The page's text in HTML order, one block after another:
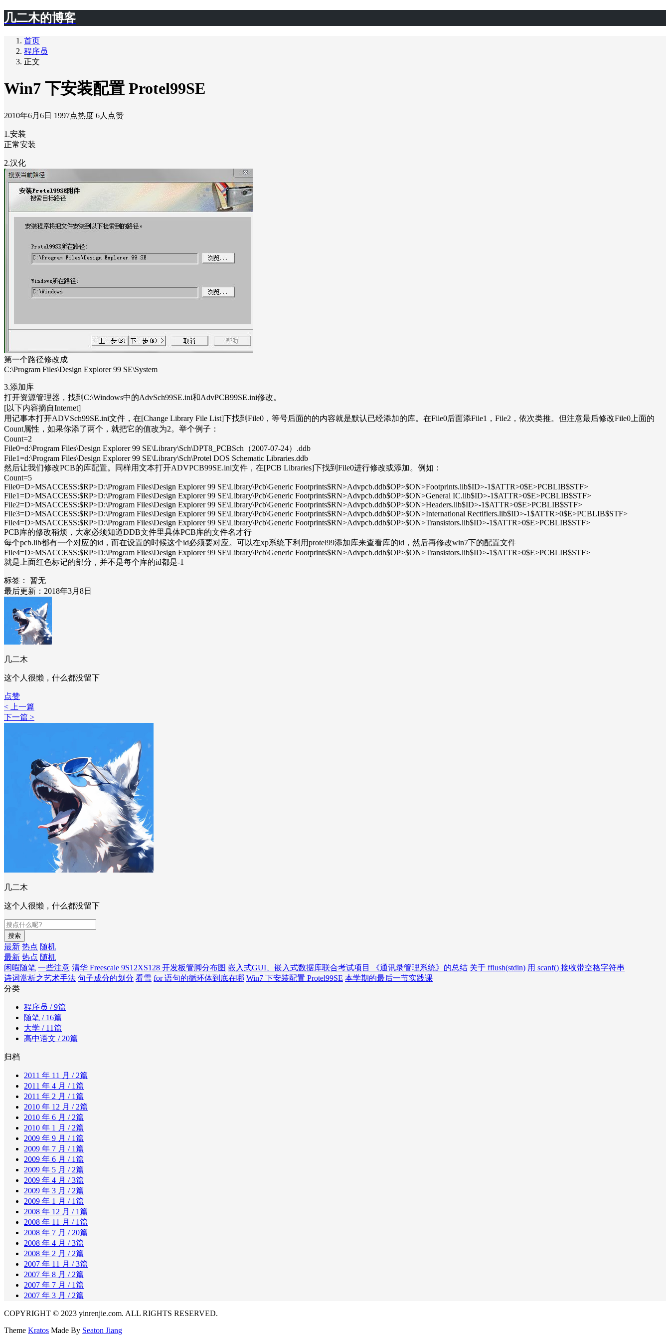
几二木的博客
首页
程序员
正文
Win7 下安装配置 Protel99SE
2010年6月6日 1997点热度 6人点赞
1.安装
正常安装
2.汉化
第一个路径修改成
C:\Program Files\Design Explorer 99 SE\System
3.添加库
打开资源管理器，找到C:\Windows中的AdvSch99SE.ini和AdvPCB99SE.ini修改。
[以下内容摘自Internet]
用记事本打开ADVSch99SE.ini文件，在[Change Library File List]下找到File0，等号后面的的内容就是默认已经添加的库。在File0后面添File1，File2，依次类推。但注意最后修改File0上面的
Count属性，如果你添了两个，就把它的值改为2。举个例子：
Count=2
File0=d:\Program Files\Design Explorer 99 SE\Library\Sch\DPT8_PCBSch（2007-07-24）.ddb
File1=d:\Program Files\Design Explorer 99 SE\Library\Sch\Protel DOS Schematic Libraries.ddb
然后让我们修改PCB的库配置。同样用文本打开ADVPCB99SE.ini文件，在[PCB Libraries]下找到File0进行修改或添加。例如：
Count=5
File0=D>MSACCESS:$RP>D:\Program Files\Design Explorer 99 SE\Library\Pcb\Generic Footprints$RN>Advpcb.ddb$OP>$ON>Footprints.lib$ID>-1$ATTR>0$E>PCBLIB$STF>
File1=D>MSACCESS:$RP>D:\Program Files\Design Explorer 99 SE\Library\Pcb\Generic Footprints$RN>Advpcb.ddb$OP>$ON>General IC.lib$ID>-1$ATTR>0$E>PCBLIB$STF>
File2=D>MSACCESS:$RP>D:\Program Files\Design Explorer 99 SE\Library\Pcb\Generic Footprints$RN>Advpcb.ddb$OP>$ON>Headers.lib$ID>-1$ATTR>0$E>PCBLIB$STF>
File3=D>MSACCESS:$RP>D:\Program Files\Design Explorer 99 SE\Library\Pcb\Generic Footprints$RN>Advpcb.ddb$OP>$ON>International Rectifiers.lib$ID>-1$ATTR>0$E>PCBLIB$STF>
File4=D>MSACCESS:$RP>D:\Program Files\Design Explorer 99 SE\Library\Pcb\Generic Footprints$RN>Advpcb.ddb$OP>$ON>Transistors.lib$ID>-1$ATTR>0$E>PCBLIB$STF>
PCB库的修改稍烦，大家必须知道DDB文件里具体PCB库的文件名才行
每个pcb.lib都有一个对应的id，而在设置的时候这个id必须要对应。可以在xp系统下利用protel99添加库来查看库的id，然后再修改win7下的配置文件
File4=D>MSACCESS:$RP>D:\Program Files\Design Explorer 99 SE\Library\Pcb\Generic Footprints$RN>Advpcb.ddb$OP>$ON>Transistors.lib$ID>-1$ATTR>0$E>PCBLIB$STF>
就是上面红色标记的部分，并不是每个库的id都是-1
标签：
暂无
最后更新：2018年3月8日
几二木
这个人很懒，什么都没留下
点赞
< 上一篇
下一篇 >
几二木
这个人很懒，什么都没留下
搜索
最新 热点 随机
最新 热点 随机
闲暇随笔 一些注意 清华 Freescale 9S12XS128 开发板管脚分布图 嵌入式GUI、嵌入式数据库联合考试项目 《通讯录管理系统》的总结 关于 fflush(stdin) 用 scanf() 接收带空格字符串
诗词赏析之艺术手法 句子成分的划分 看雪 for 语句的循环体到底在哪 Win7 下安装配置 Protel99SE 本学期的最后一节实践课
分类
程序员 / 9篇
随笔 / 16篇
大学 / 11篇
高中语文 / 20篇
归档
2011 年 11 月 / 2篇
2011 年 4 月 / 1篇
2011 年 2 月 / 1篇
2010 年 12 月 / 2篇
2010 年 6 月 / 2篇
2010 年 1 月 / 2篇
2009 年 9 月 / 1篇
2009 年 7 月 / 1篇
2009 年 6 月 / 1篇
2009 年 5 月 / 2篇
2009 年 4 月 / 3篇
2009 年 3 月 / 2篇
2009 年 1 月 / 1篇
2008 年 12 月 / 1篇
2008 年 11 月 / 1篇
2008 年 7 月 / 20篇
2008 年 4 月 / 3篇
2008 年 2 月 / 2篇
2007 年 11 月 / 3篇
2007 年 8 月 / 2篇
2007 年 7 月 / 1篇
2007 年 3 月 / 2篇
COPYRIGHT © 2023 yinrenjie.com. ALL RIGHTS RESERVED.
Theme Kratos Made By Seaton Jiang